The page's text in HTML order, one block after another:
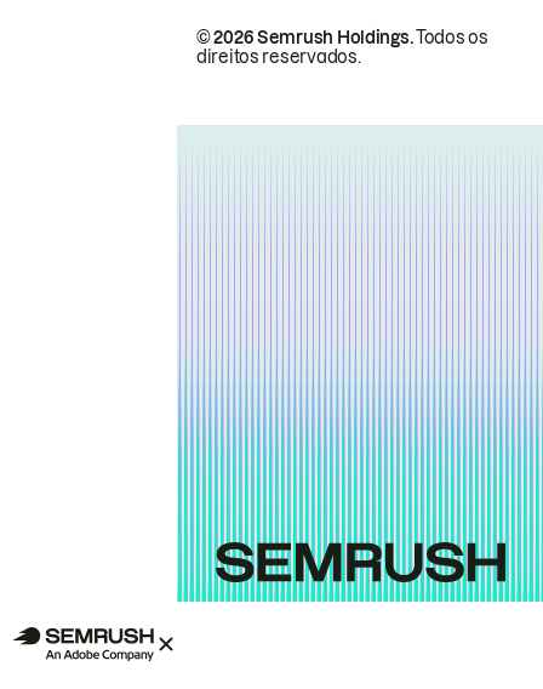
© 2026 Semrush Holdings.Todos os
direitos reservados.